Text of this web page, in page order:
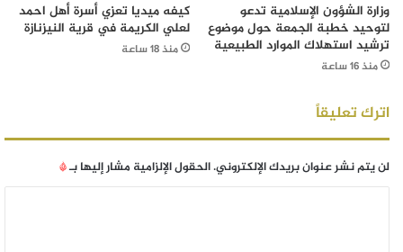
وزارة الشؤون الإسلامية تدعو
لتوحيد خطبة الجمعة حول موضوع
ترشيد استهلاك الموارد الطبيعية
منذ 16 ساعة
كيفه ميديا تعزي أسرة أهل احمد
لعلي الكريمة في قرية النيزنازة
منذ 18 ساعة
اترك تعليقاً
لن يتم نشر عنوان بريدك الإلكتروني.الحقول الإلزامية مشار إليها بـ*